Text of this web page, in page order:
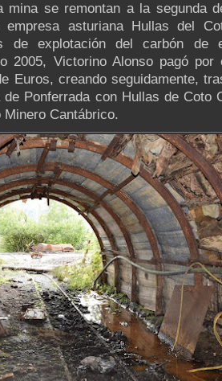
mina se remontan a la segunda
asturiana Hullas del
de explotación del carbón de
2005, Victorino Alonso pagó por
Euros, creando seguidamente,
de Ponferrada con Hullas de Coto
Cantábrico.